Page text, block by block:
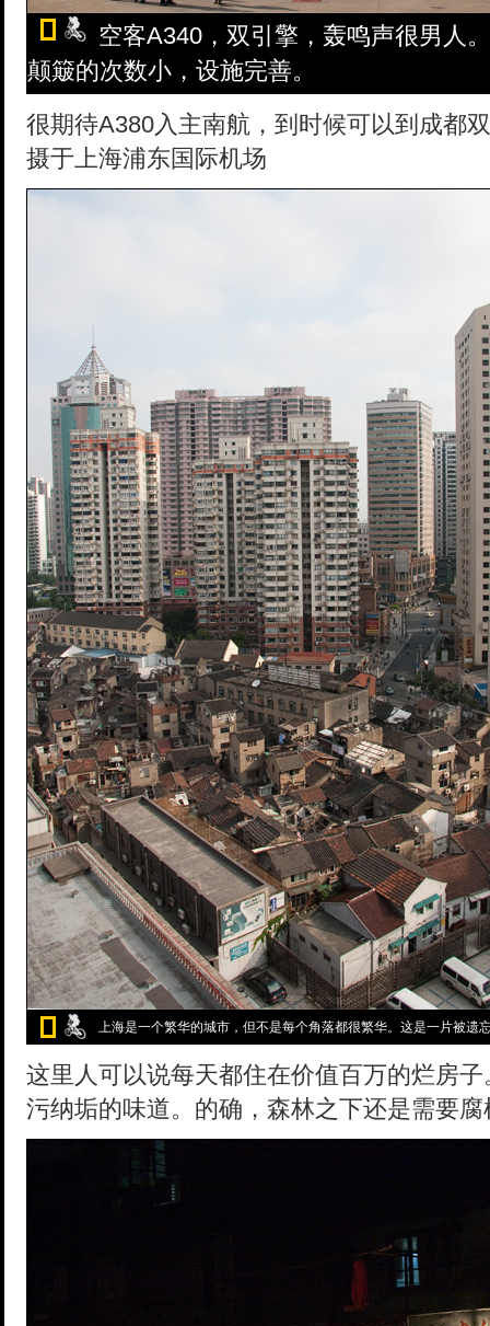
空客A340，双引擎，轰鸣声很男人
颠簸的次数小，设施完善。
很期待A380入主南航，到时候可以到成都
摄于上海浦东国际机场
上海是一个繁华的城市，但不是每个角落都很繁华。这是一片被遗
这里人可以说每天都住在价值百万的烂房
污纳垢的味道。的确，森林之下还是需要